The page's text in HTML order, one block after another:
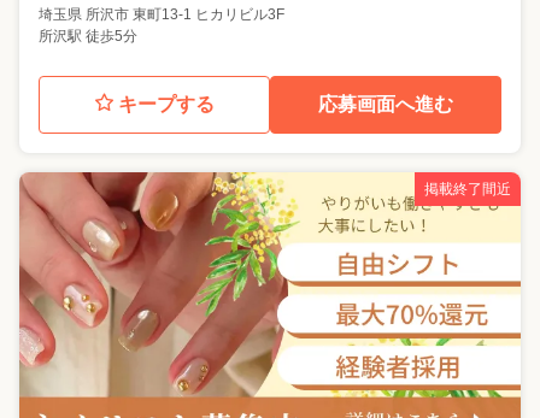
埼玉県 所沢市 東町13-1 ヒカリビル3F
所沢駅 徒歩5分
キープする 応募画面へ進む
掲載終了間近